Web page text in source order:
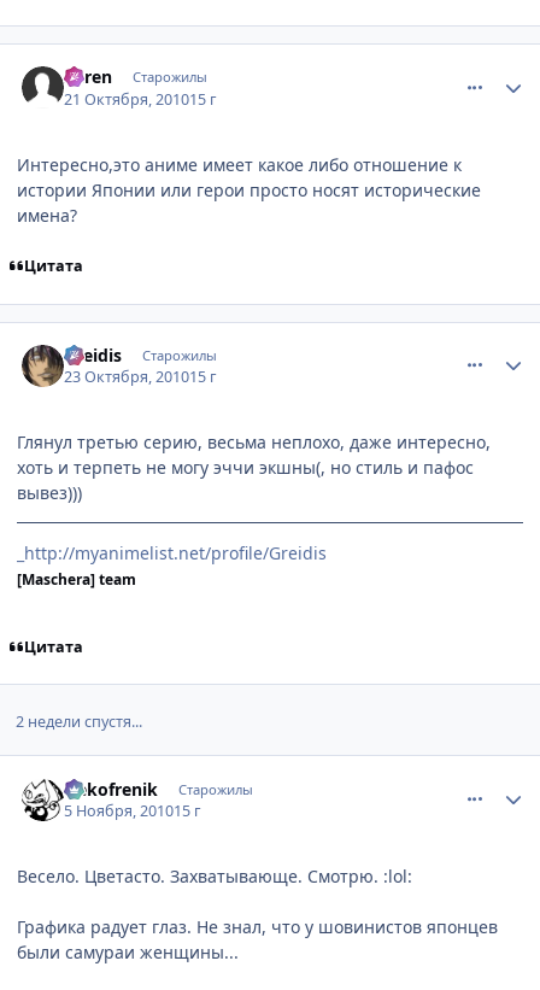
Suren Старожилы
21 Октября, 201015 г
Интересно,это аниме имеет какое либо отношение к
истории Японии или герои просто носят исторические
имена?
Цитата
Greidis Старожилы
23 Октября, 201015 г
Глянул третью серию, весьма неплохо, даже интересно,
хоть и терпеть не могу эччи экшны(, но стиль и пафос
вывез)))
_http://myanimelist.net/profile/Greidis
[Maschera] team
Цитата
2 недели спустя...
Nekofrenik Старожилы
5 Ноября, 201015 г
Весело. Цветасто. Захватывающе. Смотрю. :lol:
Графика радует глаз. Не знал, что у шовинистов японцев
были самураи женщины...